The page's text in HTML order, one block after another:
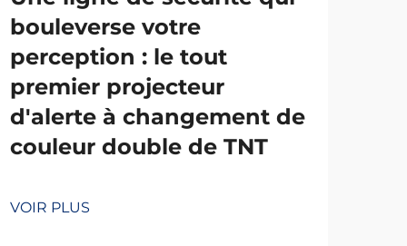
bouleverse votre
perception : le tout
premier projecteur
d'alerte à changement de
couleur double de TNT
VOIR PLUS